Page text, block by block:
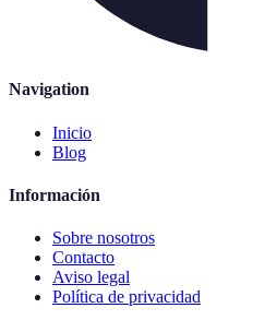
Navigation
Inicio
Blog
Información
Sobre nosotros
Contacto
Aviso legal
Política de privacidad